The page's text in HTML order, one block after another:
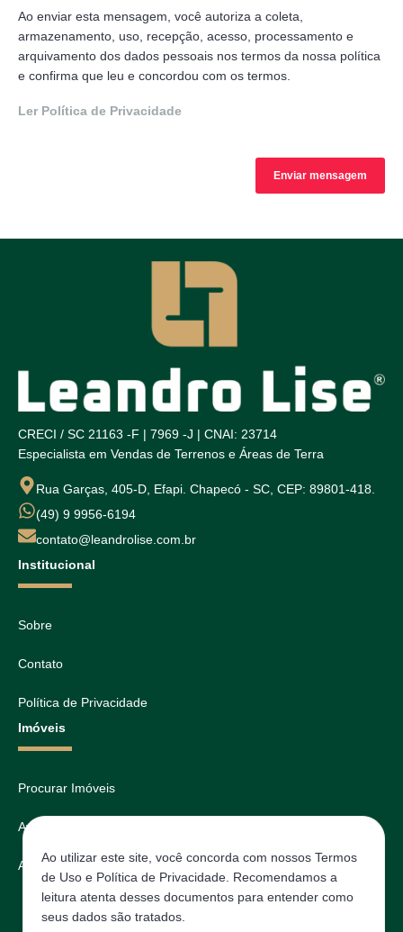
Ao enviar esta mensagem, você autoriza a coleta,
armazenamento, uso, recepção, acesso, processamento e
arquivamento dos dados pessoais nos termos da nossa política
e confirma que leu e concordou com os termos.
Ler Política de Privacidade
CRECI / SC 21163 -F | 7969 -J | CNAI: 23714
Especialista em Vendas de Terrenos e Áreas de Terra
Rua Garças, 405-D, Efapi. Chapecó - SC, CEP: 89801-418.
(49) 9 9956-6194
contato@leandrolise.com.br
Institucional
Sobre
Contato
Política de Privacidade
Imóveis
Procurar Imóveis
Avaliar
Agendar
Ao utilizar este site, você concorda com nossos Termos
de Uso e Política de Privacidade. Recomendamos a
leitura atenta desses documentos para entender como
seus dados são tratados.